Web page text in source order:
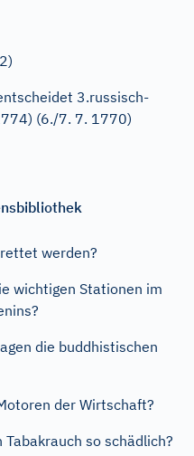
3.russisch-
(6./7. 7. 1770)
werden?
wichtigen Stationen im
die buddhistischen
der Wirtschaft?
so schädlich?